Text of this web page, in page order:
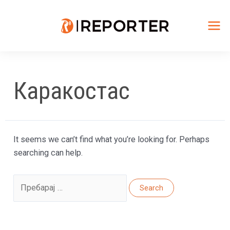
Каракостас
It seems we can’t find what you’re looking for. Perhaps
searching can help.